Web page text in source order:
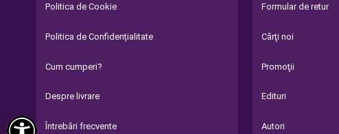
Politica de Cookie
Politica de Confidențialitate
Cum cumperi?
Despre livrare
Întrebări frecvente
Formular de retur
Cărţi noi
Promoţii
Edituri
Autori